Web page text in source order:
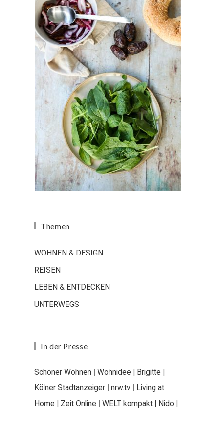
Themen
WOHNEN & DESIGN
REISEN
LEBEN & ENTDECKEN
UNTERWEGS
In der Presse
Schöner Wohnen | Wohnidee | Brigitte |
Kölner Stadtanzeiger | nrw.tv | Living at
Home | Zeit Online | WELT kompakt | Nido |